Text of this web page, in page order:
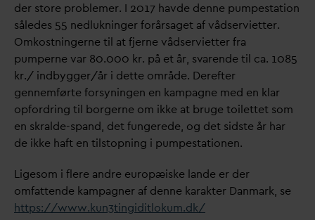
der store problemer. I 2017 havde denne pumpestation
således 55 nedlukninger forårsaget af vådservietter.
Omkostningerne til at fjerne vådservietter fra
pumperne var 80.000 kr. på et år, svarende til ca. 1085
kr./ indbygger/år i dette område. Derefter
gennemførte forsyningen en kampagne med en klar
opfordring til borgerne om ikke at bruge toilettet som
en skralde-spand, det fungerede, og det sidste år har
de ikke haft en tilstopning i pumpestationen.
Ligesom i flere andre europæiske lande er der
omfattende kampagner af denne karakter Danmark, se
https://www.kun3tingiditlokum.dk/